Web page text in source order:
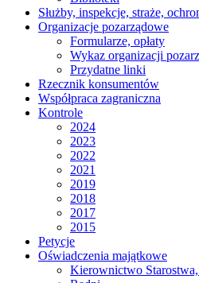
Służby, inspekcje, straże,
Organizacje pozarządowe
Formularze, opłaty
Wykaz organizacji
Przydatne linki
Rzecznik konsumentów
Współpraca zagraniczna
Kontrole
2024
2023
2022
2021
2019
2018
2017
2015
Petycje
Oświadczenia majątkowe
Kierownictwo